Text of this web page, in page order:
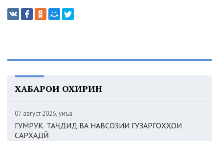
ХАБАРҲОИ ОХИРИН
07 август 2026, Ҷумъа
ГУМРУК. ТАҶДИД ВА НАВСОЗИИ ГУЗАРГОҲҲОИ
САРҲАДӢ